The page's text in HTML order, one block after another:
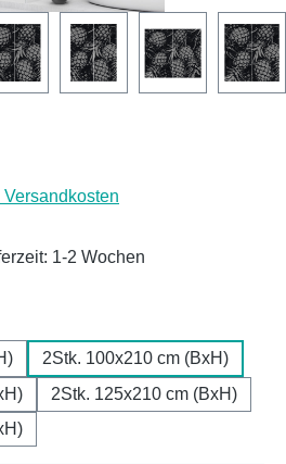
1-2 Wochen
2Stk. 100x210 cm (BxH)
2Stk. 125x210 cm (BxH)